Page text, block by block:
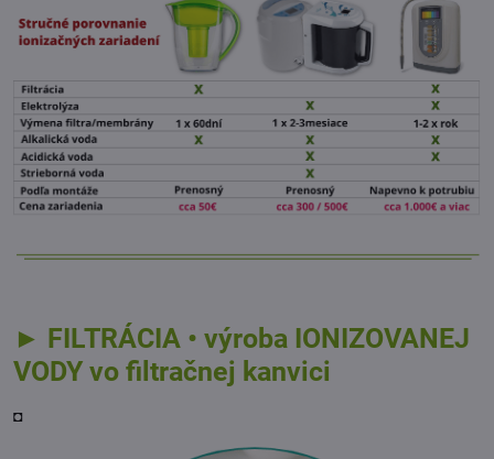
► FILTRÁCIA • výroba IONIZOVANEJ
VODY vo filtračnej kanvici
◘